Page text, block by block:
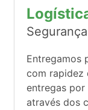
Entregamos
com rapidez
entregas
através dos